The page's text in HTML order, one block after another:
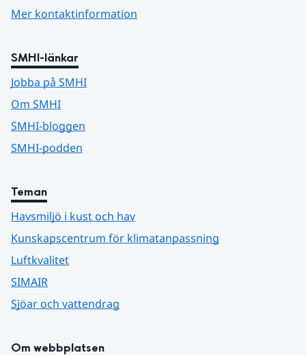
Mer kontaktinformation
SMHI-länkar
Jobba på SMHI
Om SMHI
SMHI-bloggen
SMHI-podden
Teman
Havsmiljö i kust och hav
Kunskapscentrum för klimatanpassning
Luftkvalitet
SIMAIR
Sjöar och vattendrag
Om webbplatsen